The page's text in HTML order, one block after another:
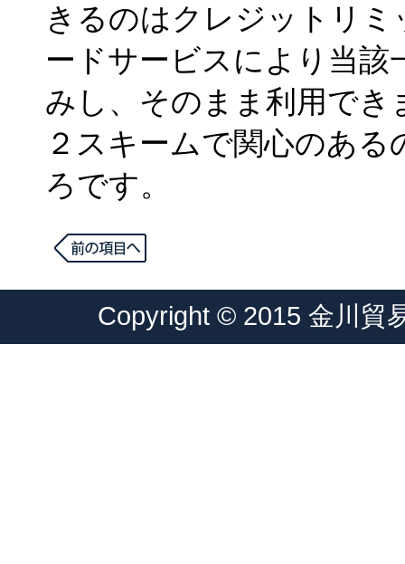
きるのはクレジットリ
ードサービスにより当
みし、そのまま利用でき
２スキームで関心のあ
ろです。
Copyright © 2015 金川貿